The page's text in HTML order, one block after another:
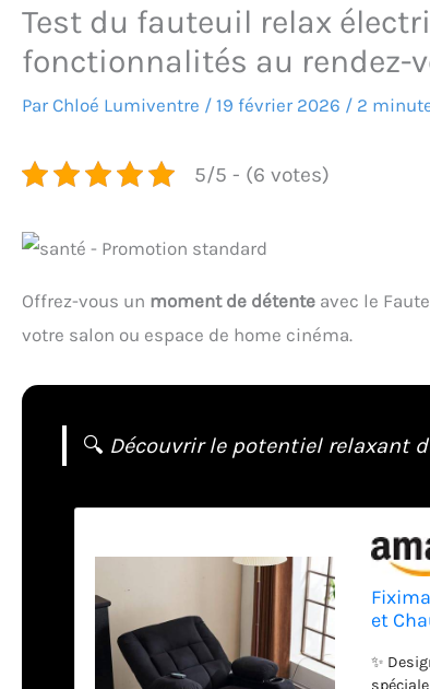
Test du fauteuil relax
fonctionnalités au rendez-
Par Chloé Lumiventre / 19 février 2026 / 2
5/5 - (6 votes)
Offrez-vous un moment de détente avec le
votre salon ou espace de home cinéma.
🔍 Découvrir le potentiel relaxant
et
✨